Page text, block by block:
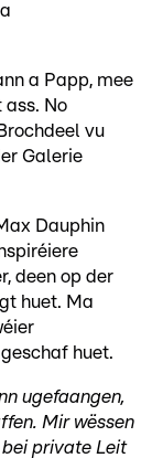
a Papp, mee
ass. No
vu
Galerie
Dauphin
deen op der
huet. Ma
huet.
ugefaangen,
Mir wëssen
bei private Leit